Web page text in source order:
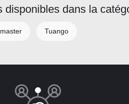
disponibles dans la
Tuango